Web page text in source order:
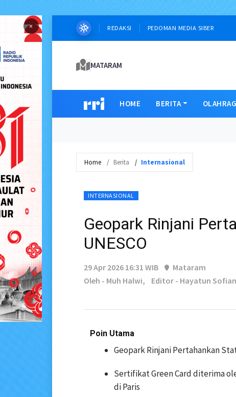
× REDAKSI PEDOMAN MEDIA SIBER
MATARAM
HOME BERITA
Home Berita Internasional
INTERNASIONAL
Geopark Rinjani
UNESCO
29 Apr 2026 16:31 WIB
Mataram
Oleh - Muh Halwi,
Editor - Hayatun Sofian
Poin Utama
Geopark Rinjani Pertahankan
Sertifikat Green Card diterima
di Paris